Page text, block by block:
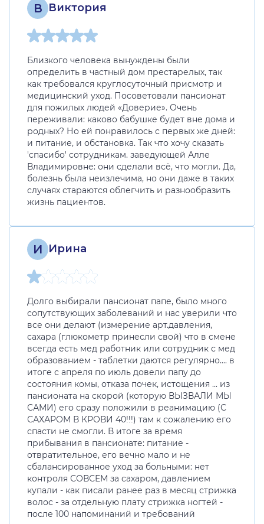
В Виктория
Близкого человека вынуждены были
определить в частный дом престарелых, так
как требовался круглосуточный присмотр и
медицинский уход. Посоветовали пансионат
для пожилых людей «Доверие». Очень
переживали: каково бабушке будет вне дома и
родных? Но ей понравилось с первых же дней:
и питание, и обстановка. Так что хочу сказать
'спасибо' сотрудникам. заведующей Алле
Владимировне: они сделали всё, что могли. Да,
болезнь была неизлечима, но они даже в таких
случаях стараются облегчить и разнообразить
жизнь пациентов.
И Ирина
Долго выбирали пансионат папе, было много
сопутствующих заболеваний и нас уверили что
все они делают (измерение арт.давления,
сахара (глюкометр принесли свой) что в смене
всегда есть мед работник или сотрудник с мед
образованием - таблетки даются регулярно.... в
итоге с апреля по июль довели папу до
состояния комы, отказа почек, истощения ... из
пансионата на скорой (которую ВЫЗВАЛИ МЫ
САМИ) его сразу положили в реанимацию (С
САХАРОМ В КРОВИ 40!!!) там к сожалению его
спасти не смогли. В итоге за время
прибывания в пансионате: питание -
отвратительное, его вечно мало и не
сбалансированное уход за больными: нет
контроля СОВСЕМ за сахаром, давлением
купали - как писали ранее раз в месяц стрижка
волос - за отдельную плату стрижка ногтей -
после 100 напоминаний и требований